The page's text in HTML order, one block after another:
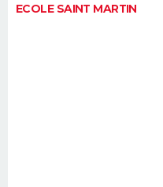
ECOLE SAINT MARTIN